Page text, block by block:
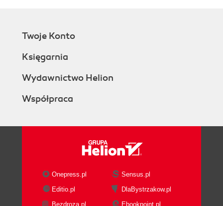
Twoje Konto
Księgarnia
Wydawnictwo Helion
Współpraca
Onepress.pl
Sensus.pl
Editio.pl
DlaBystrzakow.pl
Bezdroza.pl
Ebookpoint.pl